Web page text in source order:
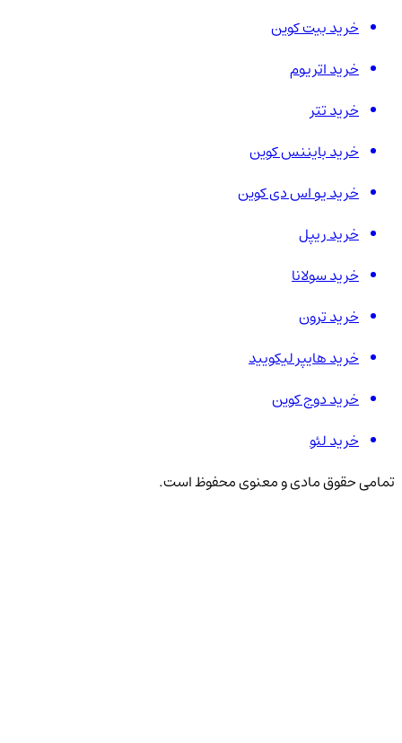
خرید بیت کوین
خرید اتریوم
خرید تتر
خرید بایننس کوین
خرید یو اس دی کوین
خرید ریپل
خرید سولانا
خرید ترون
خرید هایپر لیکویید
خرید دوج کوین
خرید لئو
تمامی حقوق مادی و معنوی محفوظ است.